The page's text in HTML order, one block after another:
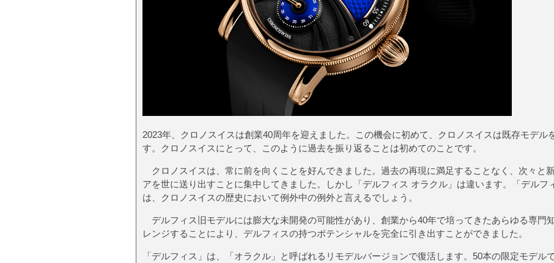
2023年、クロノスイスは創業40周年を迎えました。この機会に初めて、クロノスイスは既存モデル
す。クロノスイスにとって、このように過去を振り返ることは初めてのことです。
クロノスイスは、常に前を向くことを好んできました。過去の再現に満足することなく、次々と
アを世に送り出すことに集中してきました。しかし「デルフィス オラクル」は違います。「デルフ
は、クロノスイスの歴史において例外中の例外と言えるでしょう。
デルフィス旧モデルには膨大な未開発の可能性があり、創業から40年で培ってきたあらゆる専門
レンジすることにより、デルフィスの持つポテンシャルを完全に引き出すことができました。
「デルフィス」は、「オラクル」と呼ばれるリモデルバージョンで復活します。50本の限定モデル